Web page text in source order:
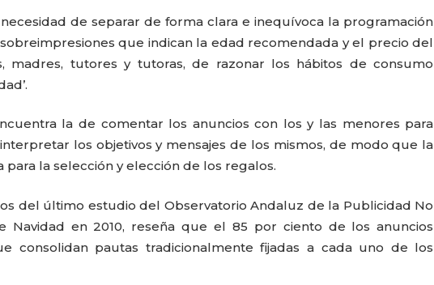
de separar de forma clara e inequívoca la programación
que indican la edad recomendada y el precio del
madres, tutores y tutoras, de razonar los hábitos de consumo
la de comentar los anuncios con los y las menores para
los objetivos y mensajes de los mismos, de modo que la
la selección y elección de los regalos.
del último estudio del Observatorio Andaluz de la Publicidad No
Navidad en 2010, reseña que el 85 por ciento de los anuncios
consolidan pautas tradicionalmente fijadas a cada uno de los